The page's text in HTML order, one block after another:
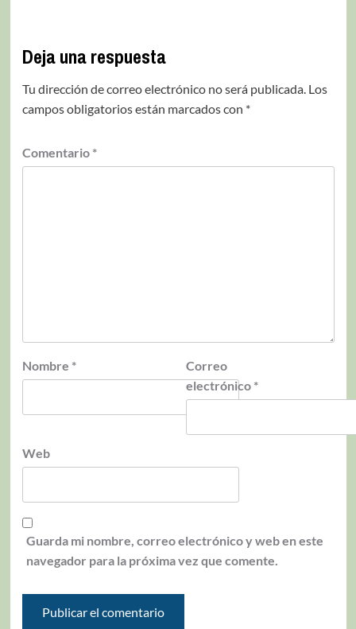
Deja una respuesta
Tu dirección de correo electrónico no será publicada. Los
campos obligatorios están marcados con *
Comentario *
Nombre *
Correo
electrónico *
Web
Guarda mi nombre, correo electrónico y web en este
navegador para la próxima vez que comente.